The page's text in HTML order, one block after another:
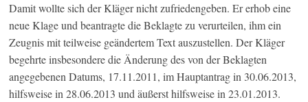
Damit wollte sich der Kläger nicht zufriedengeben. Er erhob eine
neue Klage und beantragte die Beklagte zu verurteilen, ihm ein
Zeugnis mit teilweise geändertem Text auszustellen. Der Kläger
begehrte insbesondere die Änderung des von der Beklagten
angegebenen Datums, 17.11.2011, im Hauptantrag in 30.06.2013,
hilfsweise in 28.06.2013 und äußerst hilfsweise in 23.01.2013.